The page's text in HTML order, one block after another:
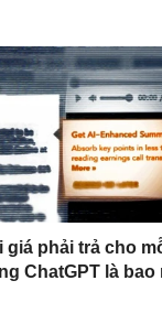
giá phải trả cho
ChatGPT là bao